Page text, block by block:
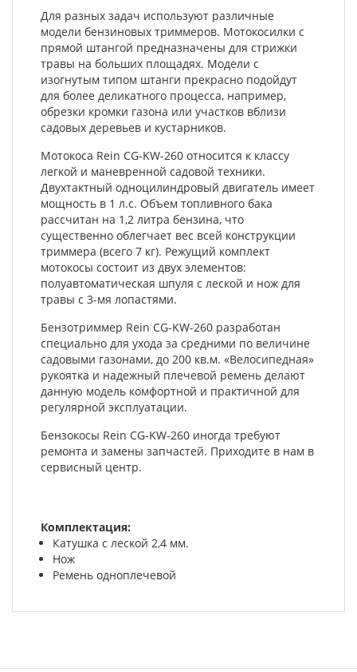
Для разных задач используют различные
модели бензиновых триммеров. Мотокосилки с
прямой штангой предназначены для стрижки
травы на больших площадях. Модели с
изогнутым типом штанги прекрасно подойдут
для более деликатного процесса, например,
обрезки кромки газона или участков вблизи
садовых деревьев и кустарников.
Мотокоса Rein CG-KW-260 относится к классу
легкой и маневренной садовой техники.
Двухтактный одноцилиндровый двигатель имеет
мощность в 1 л.с. Объем топливного бака
рассчитан на 1,2 литра бензина, что
существенно облегчает вес всей конструкции
триммера (всего 7 кг). Режущий комплект
мотокосы состоит из двух элементов:
полуавтоматическая шпуля с леской и нож для
травы с 3-мя лопастями.
Бензотриммер Rein CG-KW-260 разработан
специально для ухода за средними по величине
садовыми газонами, до 200 кв.м. «Велосипедная»
рукоятка и надежный плечевой ремень делают
данную модель комфортной и практичной для
регулярной эксплуатации.
Бензокосы Rein CG-KW-260 иногда требуют
ремонта и замены запчастей. Приходите в нам в
сервисный центр.
Комплектация:
Катушка с леской 2,4 мм.
Нож
Ремень одноплечевой